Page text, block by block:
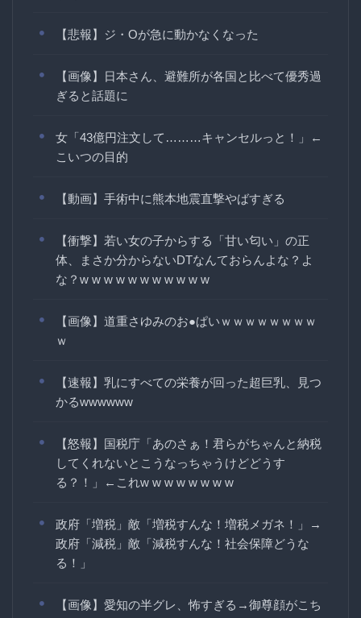
【悲報】ジ・Oが急に動かなくなった
【画像】日本さん、避難所が各国と比べて優秀過
ぎると話題に
女「43億円注文して………キャンセルっと！」←
こいつの目的
【動画】手術中に熊本地震直撃やばすぎる
【衝撃】若い女の子からする「甘い匂い」の正
体、まさか分からないDTなんておらんよな？よ
な？w w w w w w w w w w w
【画像】道重さゆみのお●ぱいｗｗｗｗｗｗｗｗ
ｗ
【速報】乳にすべての栄養が回った超巨乳、見つ
かるwwwwww
【怒報】国税庁「あのさぁ！君らがちゃんと納税
してくれないとこうなっちゃうけどどうす
る？！」←これw w w w w w w w
政府「増税」敵「増税すんな！増税メガネ！」→
政府「減税」敵「減税すんな！社会保障どうな
る！」
【画像】愛知の半グレ、怖すぎる→御尊顔がこち